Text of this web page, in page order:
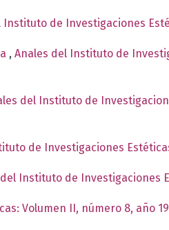
Instituto de Investigaciones
, Anales del Instituto de
del Instituto de
de Investigaciones
Instituto de Investigaciones
Volumen II, número 8, año